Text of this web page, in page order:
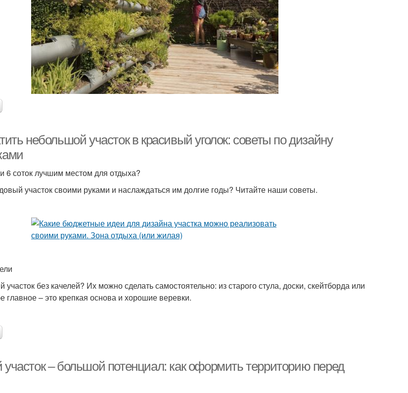
небольшой участок в красивый уголок: советы по дизайну
6 соток лучшим местом для отдыха?
участок своими руками и наслаждаться им долгие годы? Читайте наши советы.
участок без качелей? Их можно сделать самостоятельно: из старого стула, доски, скейтборда или
главное – это крепкая основа и хорошие веревки.
– большой потенциал: как оформить территорию перед